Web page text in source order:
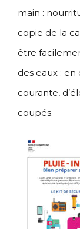
main :
copie de la
être
des eaux : en
courante,
coupés.